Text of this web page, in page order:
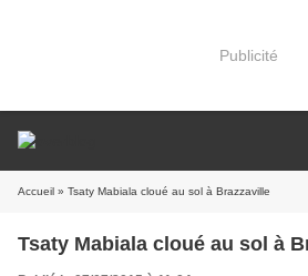
Publicité
Accueil » Tsaty Mabiala cloué au sol à Brazzaville
Tsaty Mabiala cloué au sol à